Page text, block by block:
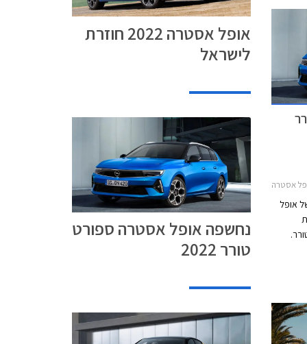
אסטרה האצ'בק 2022-2026
אופל
אופל אסטרה 2022 חוזרת
לישראל
נחשפה אופל אסטרה ספורט
טורר 2022